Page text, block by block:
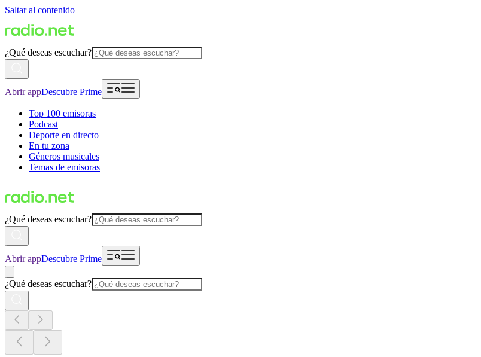
Saltar al contenido
¿Qué deseas escuchar?
Abrir appDescubre Prime
Top 100 emisoras
Podcast
Deporte en directo
En tu zona
Géneros musicales
Temas de emisoras
¿Qué deseas escuchar?
Abrir appDescubre Prime
¿Qué deseas escuchar?